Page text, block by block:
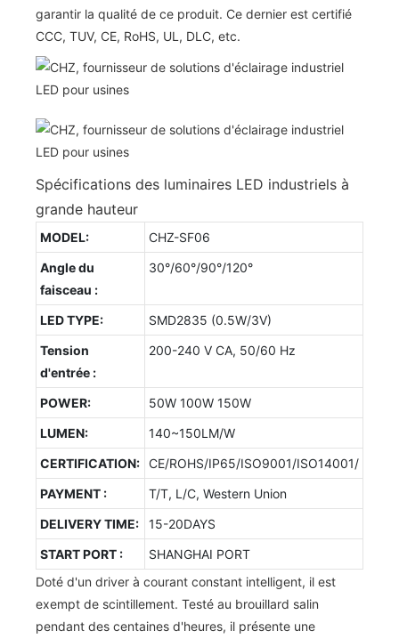
garantir la qualité de ce produit. Ce dernier est certifié
CCC, TUV, CE, RoHS, UL, DLC, etc.
Spécifications des luminaires LED industriels à
grande hauteur
MODEL:
CHZ-SF06
Angle du
faisceau :
30°/60°/90°/120°
LED TYPE:
SMD2835 (0.5W/3V)
Tension
d'entrée :
200-240 V CA, 50/60 Hz
POWER:
50W 100W 150W
LUMEN:
140~150LM/W
CERTIFICATION: CE/ROHS/IP65/ISO9001/ISO14001/
PAYMENT :
T/T, L/C, Western Union
DELIVERY TIME:
15-20DAYS
START PORT :
SHANGHAI PORT
Doté d'un driver à courant constant intelligent, il est
exempt de scintillement. Testé au brouillard salin
pendant des centaines d'heures, il présente une